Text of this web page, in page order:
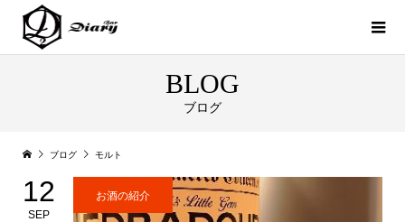
BLOG
ブログ
ブログ モルト
12
SEP
お酒の紹介